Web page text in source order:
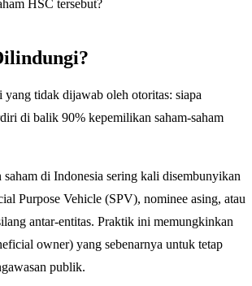
HSC tersebut?
tidak dijawab oleh otoritas: siapa
di balik 90% kepemilikan saham-saham
di Indonesia sering kali disembunyikan
Purpose Vehicle (SPV), nominee asing, atau
antar-entitas. Praktik ini memungkinkan
owner) yang sebenarnya untuk tetap
publik.